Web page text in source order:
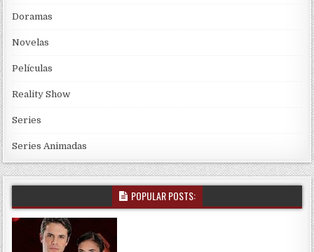
Doramas
Novelas
Películas
Reality Show
Series
Series Animadas
POPULAR POSTS: